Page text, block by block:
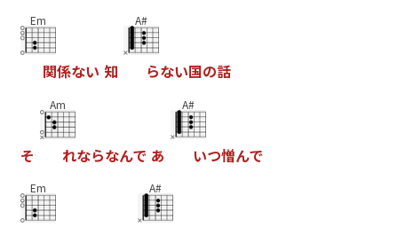
Em
関係ない 知
A#
らない国の話
そ
Am
れならなんで あ
A#
いつ憎んで
Em A#